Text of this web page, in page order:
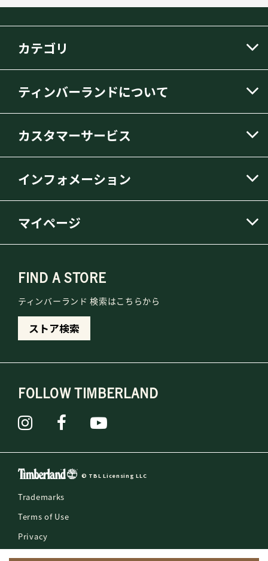
カテゴリ
ティンバーランドについて
カスタマーサービス
インフォメーション
マイページ
FIND A STORE
ティンバーランド 検索はこちらから
ストア検索
FOLLOW TIMBERLAND
© TBL Licensing LLC
Trademarks
Terms of Use
Privacy
Counterfeit Reporting